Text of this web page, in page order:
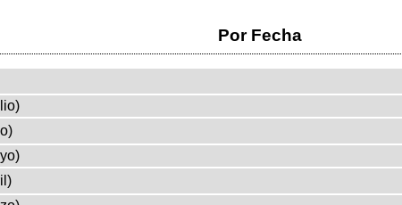
Por Fecha